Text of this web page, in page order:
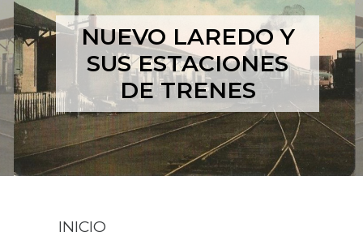
NUEVO LAREDO Y
SUS ESTACIONES
DE TRENES
INICIO